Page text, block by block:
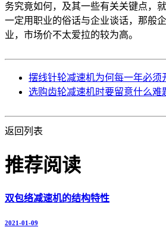
务究竟如何，及其一些有关关键点，
一定用职业的俗话与企业谈话，那般
业，市场价不太爱拉的较为高。
摆线针轮减速机为何每一年必须
选购齿轮减速机时要留意什么难
返回列表
推荐阅读
双包络减速机的结构特性
2021-01-09